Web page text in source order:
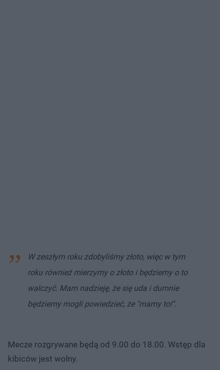
W zeszłym roku zdobyliśmy złoto, więc w tym
roku również mierzymy o złoto i będziemy o to
walczyć. Mam nadzieję, że się uda i dumnie
będziemy mogli powiedzieć, że "mamy to!".
Mecze rozgrywane będą od 9.00 do 18.00. Wstęp dla
kibiców jest wolny.